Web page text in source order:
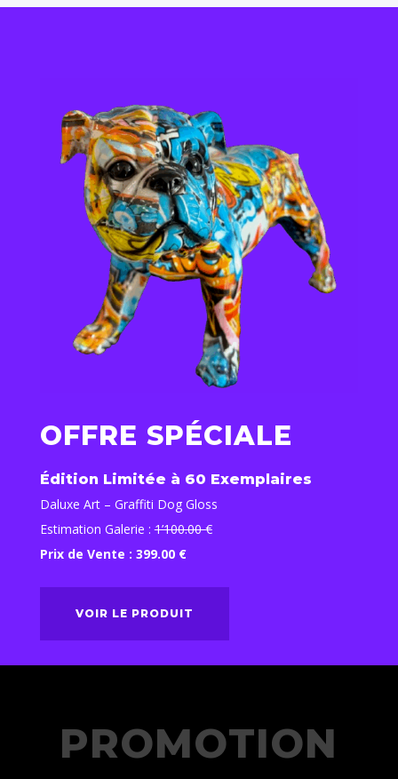
OFFRE SPÉCIALE
Édition Limitée à 60 Exemplaires
Daluxe Art – Graffiti Dog Gloss
Estimation Galerie :1’100.00 €
Prix de Vente : 399.00 €
VOIR LE PRODUIT
PROMOTION